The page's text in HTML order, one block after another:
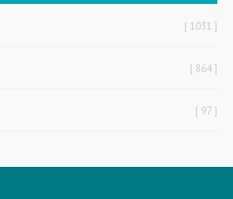
1031
864
97